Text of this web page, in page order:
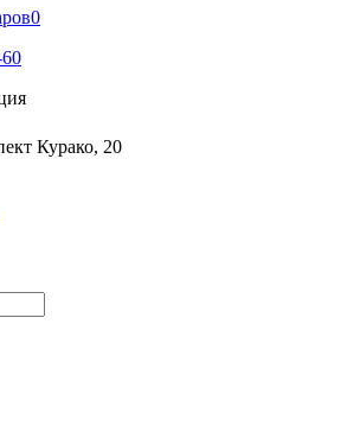
0
Курако, 20